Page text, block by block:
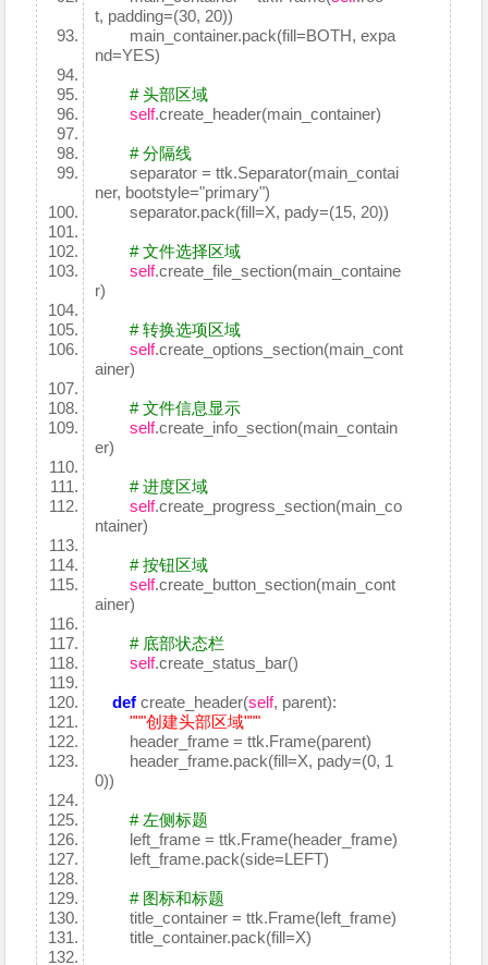
t, padding=(30, 20))
main_container.pack(fill=BOTH, expa
nd=YES)
# 头部区域
self.create_header(main_container)
# 分隔线
separator = ttk.Separator(main_contai
ner, bootstyle="primary")
separator.pack(fill=X, pady=(15, 20))
# 文件选择区域
self.create_file_section(main_containe
r)
# 转换选项区域
self.create_options_section(main_cont
ainer)
# 文件信息显示
self.create_info_section(main_contain
er)
# 进度区域
self.create_progress_section(main_co
ntainer)
# 按钮区域
self.create_button_section(main_cont
ainer)
# 底部状态栏
self.create_status_bar()
def create_header(self, parent):
"""创建头部区域"""
header_frame = ttk.Frame(parent)
header_frame.pack(fill=X, pady=(0, 1
0))
# 左侧标题
left_frame = ttk.Frame(header_frame)
left_frame.pack(side=LEFT)
# 图标和标题
title_container = ttk.Frame(left_frame)
title_container.pack(fill=X)